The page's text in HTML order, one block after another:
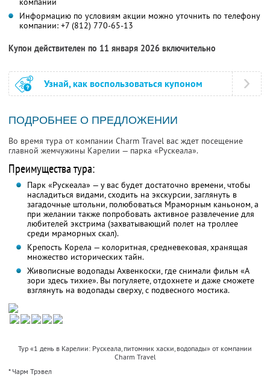
Информацию по условиям акции можно уточнить по телефону
компании: +7 (812) 770-65-13
Купон действителен по 11 января 2026 включительно
Узнай, как воспользоваться купоном
ПОДРОБНЕЕ О ПРЕДЛОЖЕНИИ
Во время тура от компании Charm Travel вас ждет посещение
главной жемчужины Карелии — парка «Рускеала».
Преимущества тура:
Парк «Рускеала» — у вас будет достаточно времени, чтобы
насладиться видами, сходить на экскурсии, заглянуть в
загадочные штольни, полюбоваться Мраморным каньоном, а
при желании также попробовать активное развлечение для
любителей экстрима (захватывающий полет на троллее
среди мраморных скал).
Крепость Корела — колоритная, средневековая, хранящая
множество исторических тайн.
Живописные водопады Ахвенкоски, где снимали фильм «А
зори здесь тихие». Вы погуляете, отдохнете и даже сможете
взглянуть на водопады сверху, с подвесного мостика.
Тур «1 день в Карелии: Рускеала, питомник хаски, водопады» от компании
Charm Travel
* Чарм Трэвел